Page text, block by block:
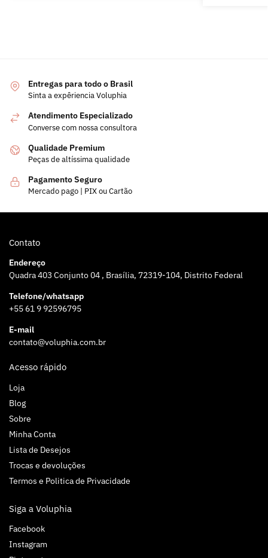
Entregas para todo o Brasil
Sinta a expêriencia Voluphia
Atendimento Especializado
Converse com nossa consultora
Qualidade Premium
Peças de altíssima qualidade
Pagamento Seguro
Mercado pago | PIX ou Cartão
Contato
Endereço
Quadra 403 Conjunto 04 , Brasília, 72319-104, Distrito Federal
Telefone/whatsapp
+55 61 9 92596795
E-mail
contato@voluphia.com.br
Acesso rápido
Loja
Blog
Sobre
Minha Conta
Lista de Desejos
Trocas e devoluções
Termos e Politica de Privacidade
Siga a Voluphia
Facebook
Instagram